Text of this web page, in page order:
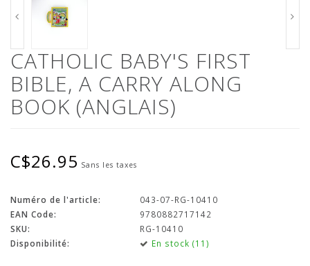
CATHOLIC BABY'S FIRST
BIBLE, A CARRY ALONG
BOOK (ANGLAIS)
C$26.95 Sans les taxes
Numéro de l'article:
043-07-RG-10410
EAN Code:
9780882717142
SKU:
RG-10410
Disponibilité:
En stock (11)